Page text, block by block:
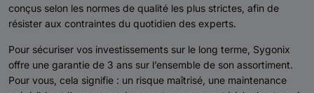
conçus selon les normes de qualité les plus strictes, afin de
résister aux contraintes du quotidien des experts.
Pour sécuriser vos investissements sur le long terme, Sygonix
offre une garantie de 3 ans sur l’ensemble de son assortiment.
Pour vous, cela signifie : un risque maîtrisé, une maintenance